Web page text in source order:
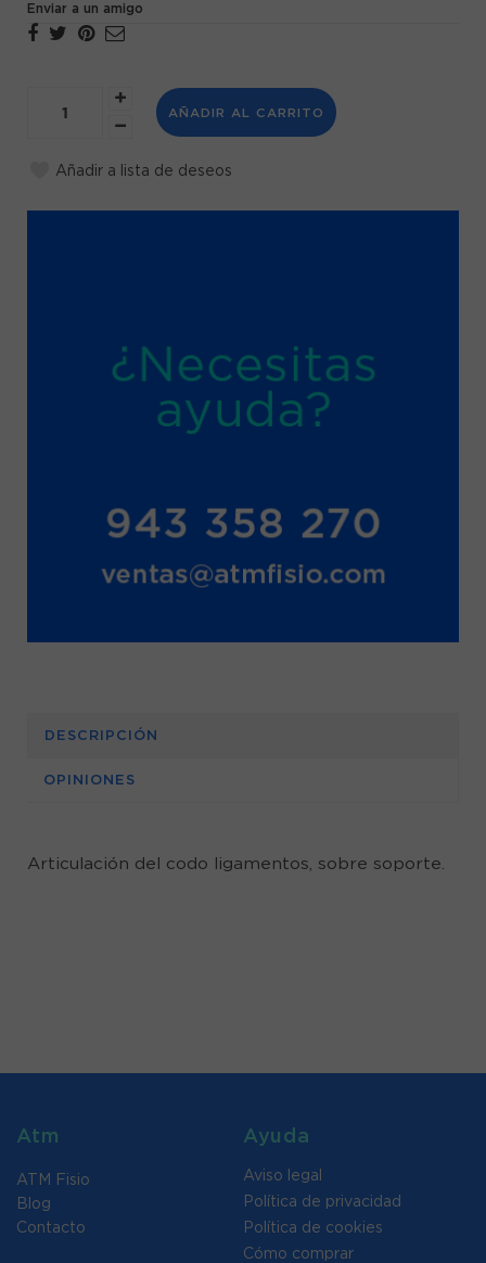
Enviar a un amigo
AÑADIR AL CARRITO
Añadir a lista de deseos
DESCRIPCIÓN
OPINIONES
Articulación del codo ligamentos, sobre soporte.
Atm
ATM Fisio
Blog
Contacto
Ayuda
Aviso legal
Política de privacidad
Política de cookies
Cómo comprar